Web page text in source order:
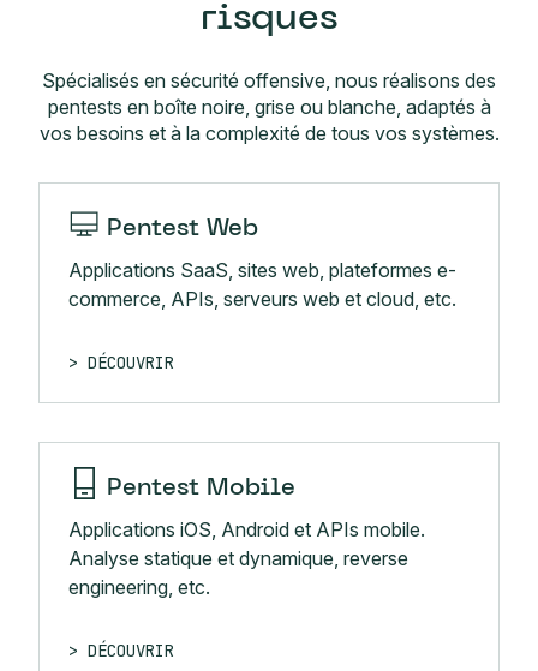
risques
Spécialisés en sécurité offensive, nous réalisons des
pentests en boîte noire, grise ou blanche, adaptés à
vos besoins et à la complexité de tous vos systèmes.
Pentest Web
Applications SaaS, sites web, plateformes e-
commerce, APIs, serveurs web et cloud, etc.
DÉCOUVRIR
Pentest Mobile
Applications iOS, Android et APIs mobile.
Analyse statique et dynamique, reverse
engineering, etc.
DÉCOUVRIR